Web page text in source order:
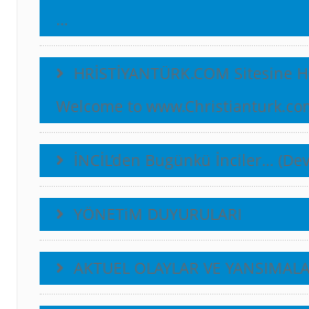
…
HRİSTİYANTÜRK.COM Sitesine
Welcome to
İNCİL’den Bugünkü İnciler…
YÖNETiM DUYURULARI
AKTUEL OLAYLAR VE